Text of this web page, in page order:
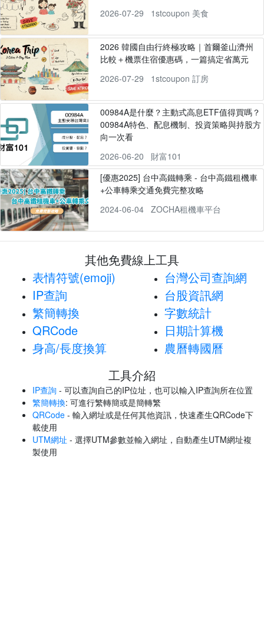
2026-07-29
1stcoupon 美食
2026 韓國自由行終極攻略｜首爾釜山濟州
比較＋機票住宿優惠碼，一篇搞定省萬元
2026-07-29
1stcoupon 訂房
00984A是什麼？主動式高息ETF值得買嗎？
00984A特色、配息機制、投資策略與持股方
向一次看
2026-06-20
財富101
[優惠2025] 台中高鐵轉乘 - 台中高鐵租機車
+公車轉乘交通免費完整攻略
2024-06-04
ZOCHA租機車平台
其他免費線上工具
表情符號(emoji)
IP查詢
繁簡轉換
QRCode
身高/長度換算
台灣公司查詢網
台股資訊網
字數統計
日期計算機
農曆轉國曆
工具介紹
IP查詢 - 可以查詢自己的IP位址，也可以輸入IP查詢所在位置
繁簡轉換: 可進行繁轉簡或是簡轉繁
QRCode - 輸入網址或是任何其他資訊，快速產生QRCode下
載使用
UTM網址 - 選擇UTM參數並輸入網址，自動產生UTM網址複
製使用